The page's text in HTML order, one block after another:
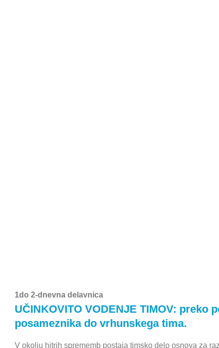
1do 2-dnevna delavnica
UČINKOVITO VODENJE TIMOV: preko
posameznika do vrhunskega tima.
V okolju hitrih sprememb postaja timsko delo osnova za